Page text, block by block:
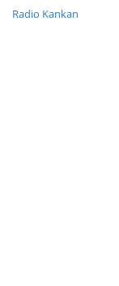
Radio Kankan